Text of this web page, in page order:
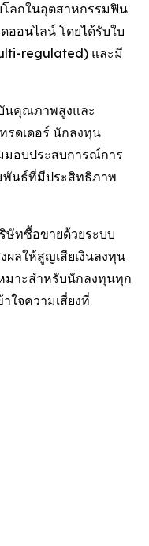
โลกในอุตสาหกรรมฟิน
ออนไลน์ โดยได้รับใบ
regulated) และมี
นคุณภาพสูงและ
รดเดอร์ นักลงทุน
มอบประสบการณ์การ
พันธ์ที่มีประสิทธิภาพ
ษัทซื้อขายด้วยระบบ
ผลให้สูญเสียเงินลงทุน
มาะสำหรับนักลงทุนทุก
ใจความเสี่ยงที่